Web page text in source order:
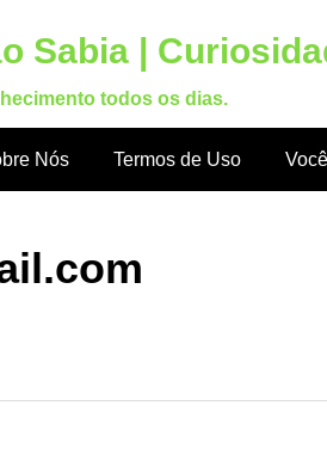
Sabia |
todos os dias.
Nós Termos de Uso